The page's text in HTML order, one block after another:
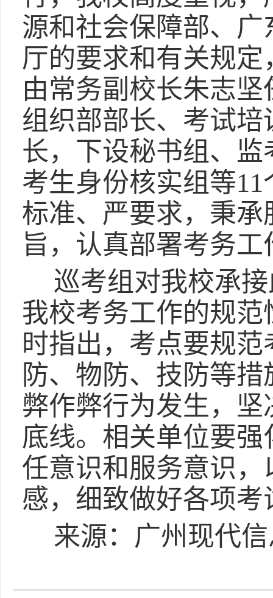
源和社会保障部、
厅的要求和有关规
由常务副校长朱志
组织部部长、考试
长，下设秘书组、
考生身份核实组等
标准、严要求，秉
旨，认真部署考务工
巡考组对我校承
我校考务工作的规
时指出，考点要规
防、物防、技防等
弊作弊行为发生，
底线。相关单位要
任意识和服务意识，
感，细致做好各项
来源：广州现代